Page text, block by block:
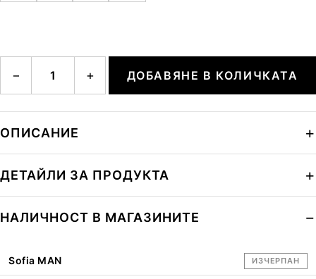
− + ДОБАВЯНЕ В КОЛИЧКАТА
ОПИСАНИЕ
ДЕТАЙЛИ ЗА ПРОДУКТА
НАЛИЧНОСТ В МАГАЗИНИТЕ
Sofia MAN ИЗЧЕРПАН